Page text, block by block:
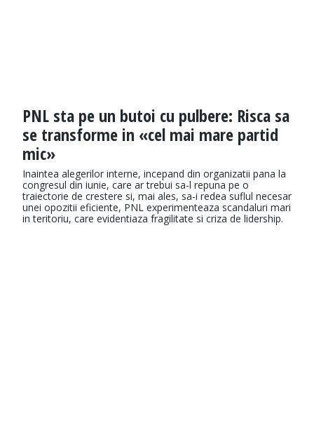
PNL sta pe un butoi cu pulbere: Risca sa
se transforme in «cel mai mare partid
mic»
Inaintea alegerilor interne, incepand din organizatii pana la
congresul din iunie, care ar trebui sa-l repuna pe o
traiectorie de crestere si, mai ales, sa-i redea suflul necesar
unei opozitii eficiente, PNL experimenteaza scandaluri mari
in teritoriu, care evidentiaza fragilitate si criza de lidership.